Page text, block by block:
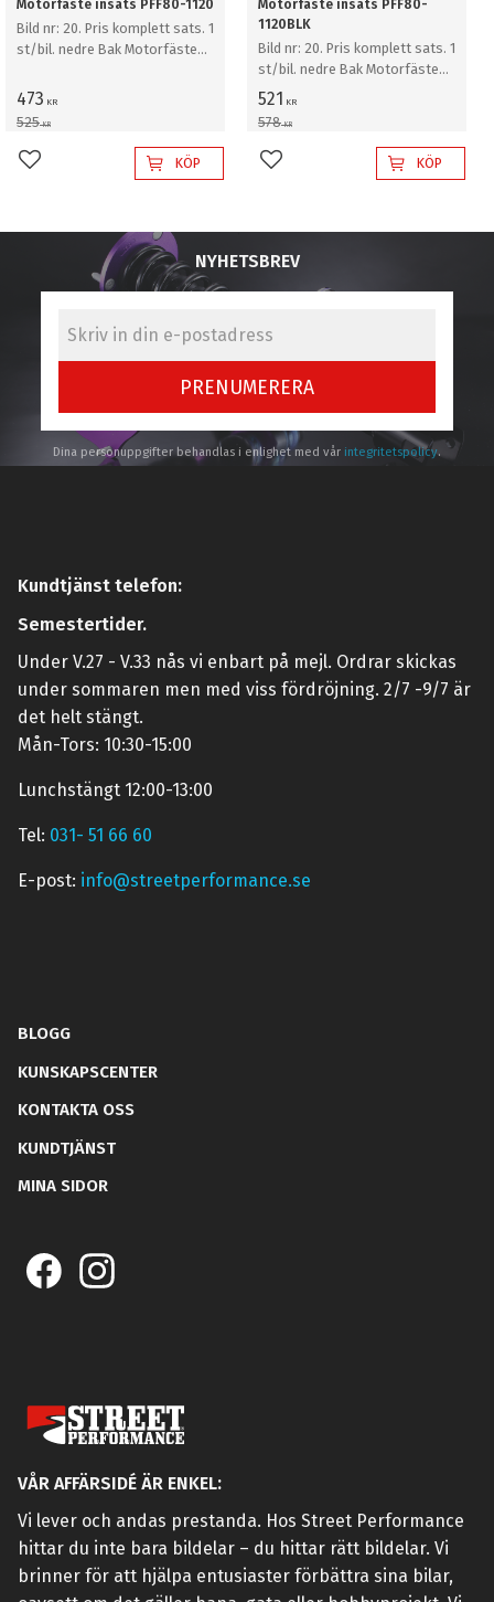
Motorfäste insats PFF80-1120
Bild nr: 20. Pris komplett sats. 1
st/bil. nedre Bak Motorfäste
473 KR
525KR
Lägg till i favoriterKÖP
Motorfäste insats PFF80-
1120BLK
Bild nr: 20. Pris komplett sats. 1
st/bil. nedre Bak Motorfäste
insats
521 KR
578KR
Lägg till i favoriterKÖP
NYHETSBREV
PRENUMERERA
Dina personuppgifter behandlas i enlighet med vår integritetspolicy.
Kundtjänst telefon:
Semestertider.
Under V.27 - V.33 nås vi enbart på mejl. Ordrar skickas
under sommaren men med viss fördröjning. 2/7 -9/7 är
det helt stängt.
Mån-Tors: 10:30-15:00
Lunchstängt 12:00-13:00
Tel: 031- 51 66 60
E-post: info@streetperformance.se
BLOGG
KUNSKAPSCENTER
KONTAKTA OSS
KUNDTJÄNST
MINA SIDOR
VÅR AFFÄRSIDÉ ÄR ENKEL:
Vi lever och andas prestanda. Hos Street Performance
hittar du inte bara bildelar – du hittar rätt bildelar. Vi
brinner för att hjälpa entusiaster förbättra sina bilar,